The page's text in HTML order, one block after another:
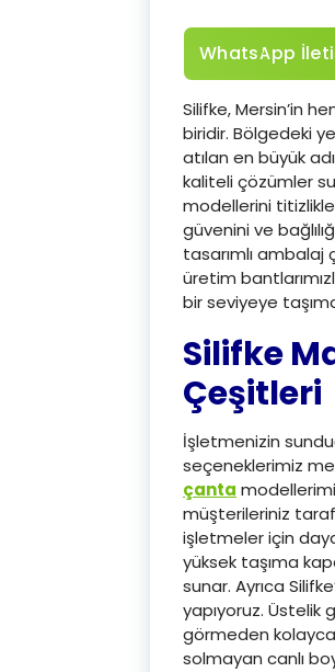
WhatsApp
Silifke, Mersin’in
biridir. Bölgedeki
atılan en büyük
kaliteli çözümler
modellerini
güvenini ve
tasarımlı
üretim
bir seviyeye
Silifke
Çeşitleri
İşletmenizin
seçeneklerimiz
çanta
müşterileriniz
işletmeler için
yüksek taşıma
sunar. Ayrıca
yapıyoruz. Üstelik
görmeden kolayca
solmayan canlı